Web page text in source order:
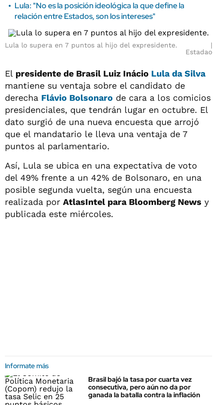
Lula: "No es la posición ideológica la que define la
relación entre Estados, son los intereses"
Lula lo supera en 7 puntos al hijo del expresidente.
Estadao
El presidente de Brasil Luiz Inácio Lula da Silva
mantiene su ventaja sobre el candidato de
derecha Flávio Bolsonaro de cara a los comicios
presidenciales, que tendrán lugar en octubre. El
dato surgió de una nueva encuesta que arrojó
que el mandatario le lleva una ventaja de 7
puntos al parlamentario.
Así, Lula se ubica en una expectativa de voto
del 49% frente a un 42% de Bolsonaro, en una
posible segunda vuelta, según una encuesta
realizada por AtlasIntel para Bloomberg News y
publicada este miércoles.
Informate más
Brasil bajó la tasa por cuarta vez
consecutiva, pero aún no da por
ganada la batalla contra la inflación